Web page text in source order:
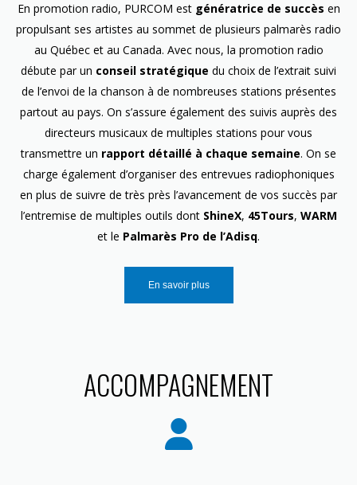
En promotion radio, PURCOM est génératrice de succès en
propulsant ses artistes au sommet de plusieurs palmarès radio
au Québec et au Canada. Avec nous, la promotion radio
débute par un conseil stratégique du choix de l’extrait suivi
de l’envoi de la chanson à de nombreuses stations présentes
partout au pays. On s’assure également des suivis auprès des
directeurs musicaux de multiples stations pour vous
transmettre un rapport détaillé à chaque semaine. On se
charge également d’organiser des entrevues radiophoniques
en plus de suivre de très près l’avancement de vos succès par
l’entremise de multiples outils dont ShineX, 45Tours, WARM
et le Palmarès Pro de l’Adisq.
En savoir plus
ACCOMPAGNEMENT